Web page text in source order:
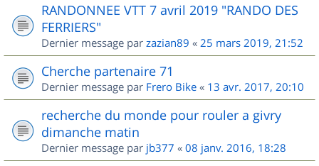
RANDONNEE VTT 7 avril 2019 "RANDO DES
FERRIERS"
Dernier message par zazian89 « 25 mars 2019, 21:52
Cherche partenaire 71
Dernier message par Frero Bike « 13 avr. 2017, 20:10
recherche du monde pour rouler a givry
dimanche matin
Dernier message par jb377 « 08 janv. 2016, 18:28